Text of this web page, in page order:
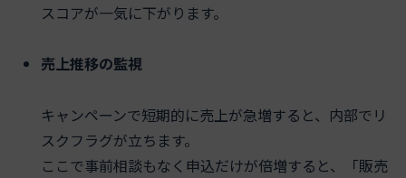
スコアが一気に下がります。
売上推移の監視
キャンペーンで短期的に売上が急増すると、内部でリ
スクフラグが立ちます。
ここで事前相談もなく申込だけが倍増すると、「販売